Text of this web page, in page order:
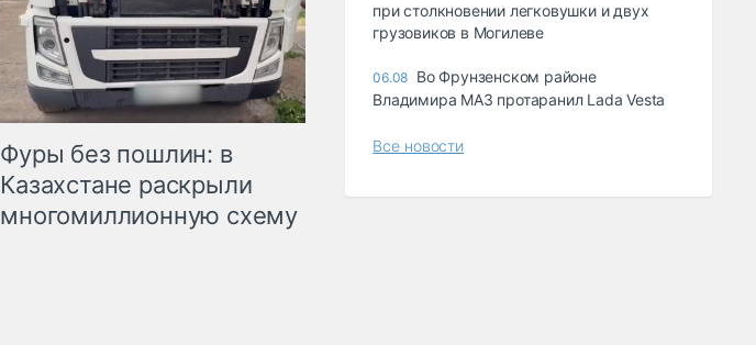
Фуры без пошлин: в
Казахстане раскрыли
многомиллионную схему
при столкновении легковушки и двух
грузовиков в Могилеве
06.08 Во Фрунзенском районе
Владимира МАЗ протаранил Lada Vesta
Все новости